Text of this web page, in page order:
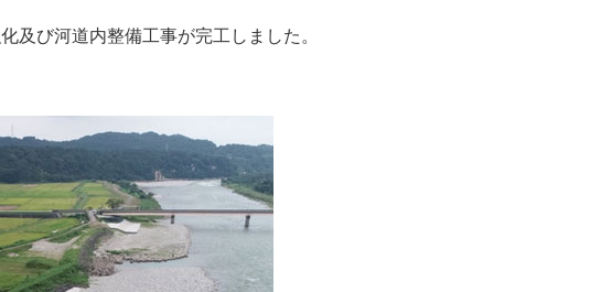
及び河道内整備工事が完工しました。